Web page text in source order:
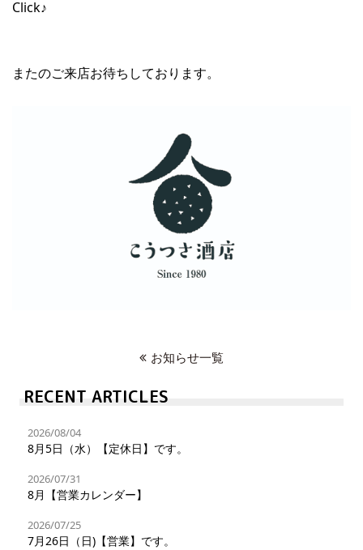
Click♪
またのご来店お待ちしております。
お知らせ一覧
RECENT ARTICLES
2026/08/04
8月5日（水）【定休日】です。
2026/07/31
8月【営業カレンダー】
2026/07/25
7月26日（日)【営業】です。